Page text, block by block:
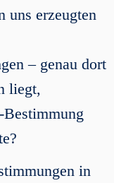
uns erzeugten
– genau dort
liegt,
Bestimmung
in